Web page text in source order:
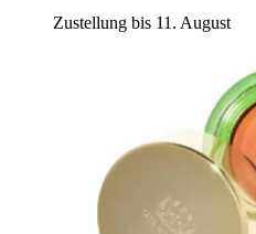
Zustellung bis 11. August